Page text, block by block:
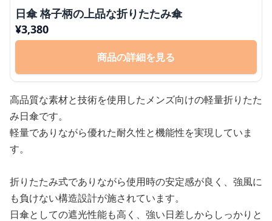
日傘 格子柄の上品な折りたたみ傘
¥3,380
商品の詳細を見る
高品質な素材と技術を使用したメンズ向けの軽量折りたた
み日傘です。
軽量でありながら優れた耐久性と機能性を実現していま
す。
折りたたみ式でありながら使用時の安定感が良く、強風に
も負けない構造設計が施されています。
日傘としての遮光性能も高く、強い日差しからしっかりと